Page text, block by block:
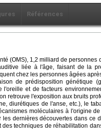
Références
(OMS), 1,2 milliard de
liée à l'âge, faisant de la
chez les personnes âgées
de prédisposition génétique
l'oreille et de facteurs
retrouve l'exposition aux bruits
diurétiques de l'anse, etc.), le
moléculaires à l'origine
dernières découvertes dans ce
techniques de réhabilitation